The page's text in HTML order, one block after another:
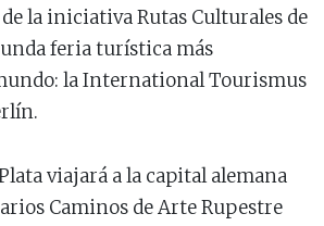
la iniciativa Rutas Culturales de
feria turística más
la International Tourismus
viajará a la capital alemana
Caminos de Arte Rupestre